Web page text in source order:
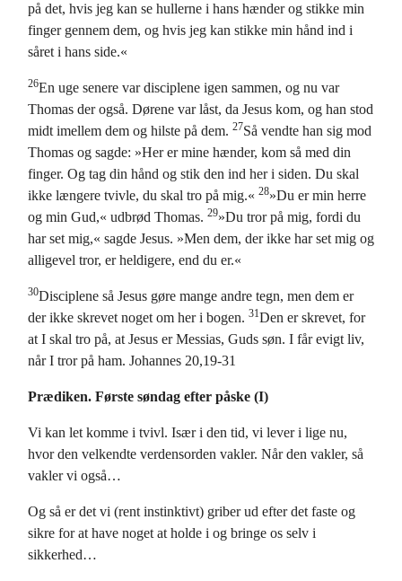
på det, hvis jeg kan se hullerne i hans hænder og stikke min
finger gennem dem, og hvis jeg kan stikke min hånd ind i
såret i hans side.«
26En uge senere var disciplene igen sammen, og nu var
Thomas der også. Dørene var låst, da Jesus kom, og han stod
midt imellem dem og hilste på dem. 27Så vendte han sig mod
Thomas og sagde: »Her er mine hænder, kom så med din
finger. Og tag din hånd og stik den ind her i siden. Du skal
ikke længere tvivle, du skal tro på mig.« 28»Du er min herre
og min Gud,« udbrød Thomas. 29»Du tror på mig, fordi du
har set mig,« sagde Jesus. »Men dem, der ikke har set mig og
alligevel tror, er heldigere, end du er.«
30Disciplene så Jesus gøre mange andre tegn, men dem er
der ikke skrevet noget om her i bogen. 31Den er skrevet, for
at I skal tro på, at Jesus er Messias, Guds søn. I får evigt liv,
når I tror på ham. Johannes 20,19-31
Prædiken. Første søndag efter påske (I)
Vi kan let komme i tvivl. Især i den tid, vi lever i lige nu,
hvor den velkendte verdensorden vakler. Når den vakler, så
vakler vi også…
Og så er det vi (rent instinktivt) griber ud efter det faste og
sikre for at have noget at holde i og bringe os selv i
sikkerhed…